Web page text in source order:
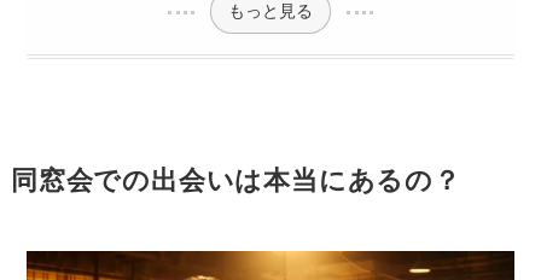
もっと見る
同窓会での出会いは本当にあるの？